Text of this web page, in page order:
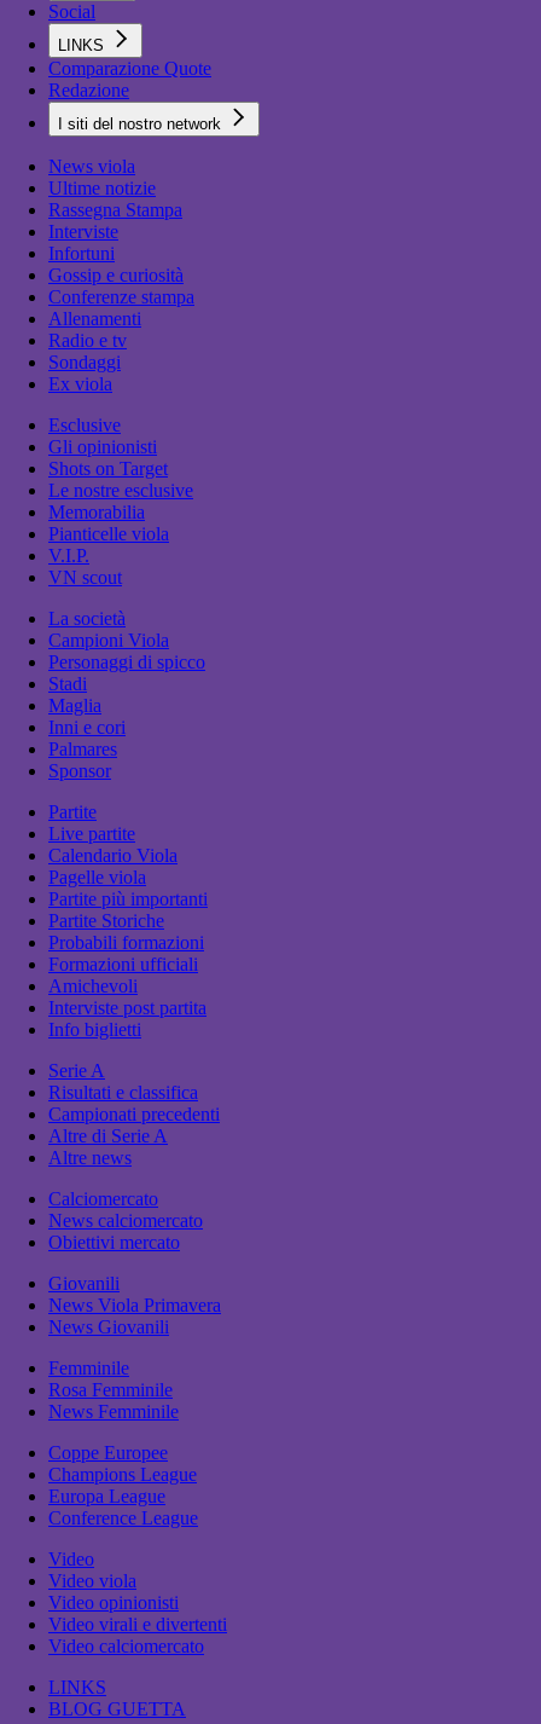
Social
LINKS
Comparazione Quote
Redazione
I siti del nostro network
News viola
Ultime notizie
Rassegna Stampa
Interviste
Infortuni
Gossip e curiosità
Conferenze stampa
Allenamenti
Radio e tv
Sondaggi
Ex viola
Esclusive
Gli opinionisti
Shots on Target
Le nostre esclusive
Memorabilia
Pianticelle viola
V.I.P.
VN scout
La società
Campioni Viola
Personaggi di spicco
Stadi
Maglia
Inni e cori
Palmares
Sponsor
Partite
Live partite
Calendario Viola
Pagelle viola
Partite più importanti
Partite Storiche
Probabili formazioni
Formazioni ufficiali
Amichevoli
Interviste post partita
Info biglietti
Serie A
Risultati e classifica
Campionati precedenti
Altre di Serie A
Altre news
Calciomercato
News calciomercato
Obiettivi mercato
Giovanili
News Viola Primavera
News Giovanili
Femminile
Rosa Femminile
News Femminile
Coppe Europee
Champions League
Europa League
Conference League
Video
Video viola
Video opinionisti
Video virali e divertenti
Video calciomercato
LINKS
BLOG GUETTA